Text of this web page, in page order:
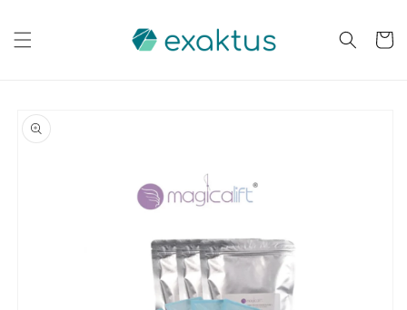
content
Cart
product
information